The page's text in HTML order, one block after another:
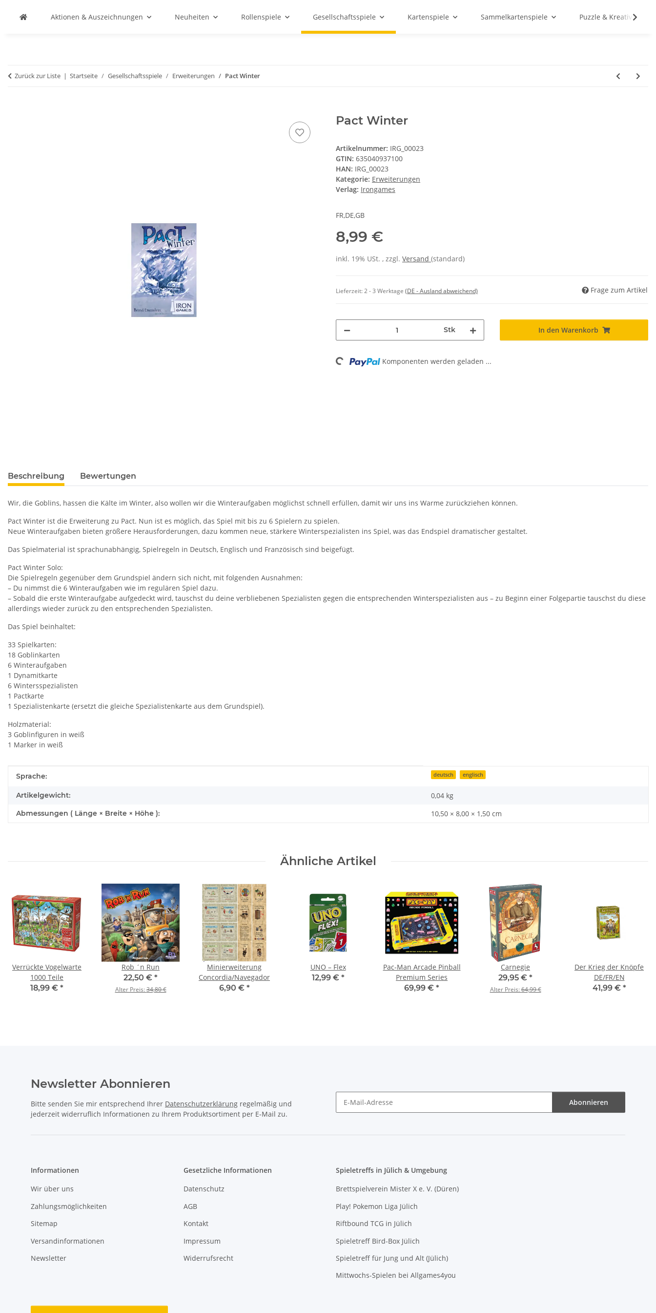
Aktionen & Auszeichnungen Neuheiten Rollenspiele Gesellschaftsspiele Kartenspiele Sammelkartenspiele Puzzle & Kreativ
Zurück zur Liste Startseite Gesellschaftsspiele Erweiterungen Pact Winter
Pact Winter
Artikelnummer: IRG_00023
GTIN: 635040937100
HAN: IRG_00023
Kategorie: Erweiterungen
Verlag: Irongames
FR,DE,GB
8,99 €
inkl. 19% USt. , zzgl. Versand (standard)
Lieferzeit:2 - 3 Werktage (DE - Ausland abweichend) Frage zum Artikel
Stk In den Warenkorb
Loading... Komponenten werden geladen ...
Beschreibung Bewertungen
Wir, die Goblins, hassen die Kälte im Winter, also wollen wir die Winteraufgaben möglichst schnell erfüllen, damit wir uns ins Warme zurückziehen können.
Pact Winter ist die Erweiterung zu Pact. Nun ist es möglich, das Spiel mit bis zu 6 Spielern zu spielen.
Neue Winteraufgaben bieten größere Herausforderungen, dazu kommen neue, stärkere Winterspezialisten ins Spiel, was das Endspiel dramatischer gestaltet.
Das Spielmaterial ist sprachunabhängig, Spielregeln in Deutsch, Englisch und Französisch sind beigefügt.
Pact Winter Solo:
Die Spielregeln gegenüber dem Grundspiel ändern sich nicht, mit folgenden Ausnahmen:
– Du nimmst die 6 Winteraufgaben wie im regulären Spiel dazu.
– Sobald die erste Winteraufgabe aufgedeckt wird, tauschst du deine verbliebenen Spezialisten gegen die entsprechenden Winterspezialisten aus – zu Beginn einer Folgepartie tauschst du diese
allerdings wieder zurück zu den entsprechenden Spezialisten.
Das Spiel beinhaltet:
33 Spielkarten:
18 Goblinkarten
6 Winteraufgaben
1 Dynamitkarte
6 Wintersspezialisten
1 Pactkarte
1 Spezialistenkarte (ersetzt die gleiche Spezialistenkarte aus dem Grundspiel).
Holzmaterial:
3 Goblinfiguren in weiß
1 Marker in weiß
Produkteigenschaft
Wert
Sprache: deutsch englisch
Artikelgewicht: 0,04 kg
Abmessungen ( Länge × Breite × Höhe ): 10,50 × 8,00 × 1,50 cm
Ähnliche Artikel
Verrückte Vogelwarte
1000 Teile
18,99 € *
Rob ´n Run
22,50 € *
Alter Preis:34,80 €
Minierweiterung
Concordia/Navegador
6,90 € *
UNO – Flex
12,99 € *
Pac-Man Arcade Pinball
Premium Series
69,99 € *
Carnegie
29,95 € *
Alter Preis:64,99 €
Der Krieg der Knöpfe
DE/FR/EN
41,99 € *
Newsletter Abonnieren
Bitte senden Sie mir entsprechend Ihrer Datenschutzerklärung regelmäßig und
jederzeit widerruflich Informationen zu Ihrem Produktsortiment per E-Mail zu.
Abonnieren
Informationen
Wir über uns
Zahlungsmöglichkeiten
Sitemap
Versandinformationen
Newsletter
Gesetzliche Informationen
Datenschutz
AGB
Kontakt
Impressum
Widerrufsrecht
Spieletreffs in Jülich & Umgebung
Brettspielverein Mister X e. V. (Düren)
Play! Pokemon Liga Jülich
Riftbound TCG in Jülich
Spieletreff Bird-Box Jülich
Spieletreff für Jung und Alt (Jülich)
Mittwochs-Spielen bei Allgames4you